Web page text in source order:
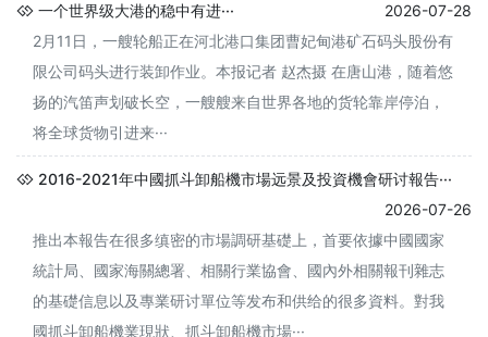
一个世界级大港的稳中有进···
2026-07-28
2月11日，一艘轮船正在河北港口集团曹妃甸港矿石码头股份有
限公司码头进行装卸作业。本报记者 赵杰摄 在唐山港，随着悠
扬的汽笛声划破长空，一艘艘来自世界各地的货轮靠岸停泊，
将全球货物引进来···
2016-2021年中國抓斗卸船機市場远景及投資機會研讨報告···
2026-07-26
推出本報告在很多缜密的市場調研基礎上，首要依據中國國家
統計局、國家海關總署、相關行業協會、國內外相關報刊雜志
的基礎信息以及專業研讨單位等发布和供给的很多資料。對我
國抓斗卸船機業現狀、抓斗卸船機市場···